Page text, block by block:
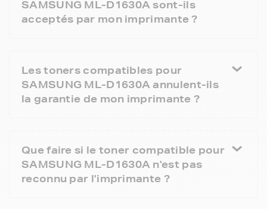
SAMSUNG ML-D1630A sont-ils
acceptés par mon imprimante ?
Les toners compatibles pour
SAMSUNG ML-D1630A annulent-ils
la garantie de mon imprimante ?
Que faire si le toner compatible pour
SAMSUNG ML-D1630A n'est pas
reconnu par l'imprimante ?